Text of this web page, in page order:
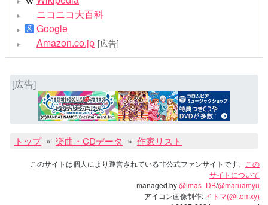
ニコニコ大百科
Google
Amazon.co.jp [広告]
[広告]
トップ 楽曲・CDデータ 作家リスト
このサイトは個人により運営されている非公式ファンサイトです。
この
サイトについて
managed by@imas_DB/@maruamyu
アイコン画像制作: イトマ(@itomxy)